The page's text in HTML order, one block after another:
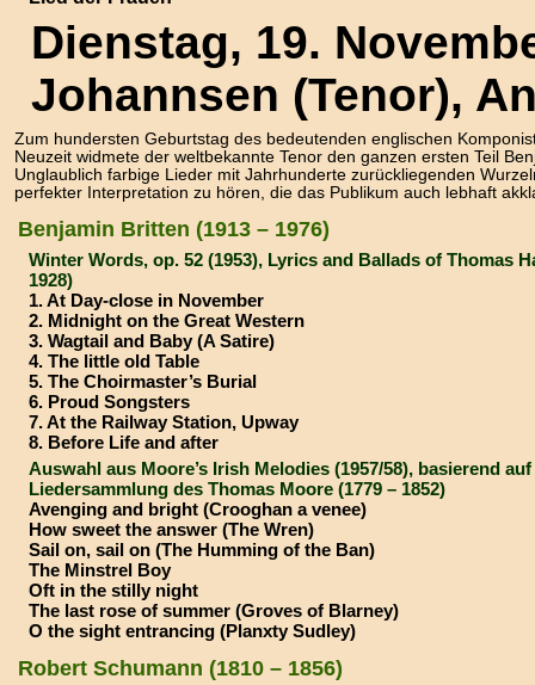
Dienstag, 19.
Johannsen (Tenor),
Zum hundersten Geburtstag des bedeutenden englischen
Neuzeit widmete der weltbekannte Tenor den ganzen ersten Teil
Unglaublich farbige Lieder mit Jahrhunderte zurückliegenden
perfekter Interpretation zu hören, die das Publikum auch lebhaft
Benjamin Britten (1913 – 1976)
Winter Words, op. 52 (1953), Lyrics and Ballads of Thomas
1928)
1. At Day-close in November
2. Midnight on the Great Western
3. Wagtail and Baby (A Satire)
4. The little old Table
5. The Choirmaster’s Burial
6. Proud Songsters
7. At the Railway Station, Upway
8. Before Life and after
Auswahl aus Moore’s Irish Melodies (1957/58), basierend
Liedersammlung des Thomas Moore (1779 – 1852)
Avenging and bright (Crooghan a venee)
How sweet the answer (The Wren)
Sail on, sail on (The Humming of the Ban)
The Minstrel Boy
Oft in the stilly night
The last rose of summer (Groves of Blarney)
O the sight entrancing (Planxty Sudley)
Robert Schumann (1810 – 1856)